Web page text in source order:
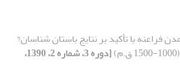
فراعنه با تأکید بر نتایج باستان شناسان?
[دوره 3، شماره 2، 1390،